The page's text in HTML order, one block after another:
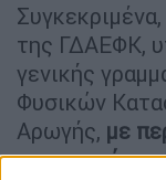
της ΓΔΑΕΦΚ,
γενικής
Φυσικών
Αρωγής, με
μηχανικούς,